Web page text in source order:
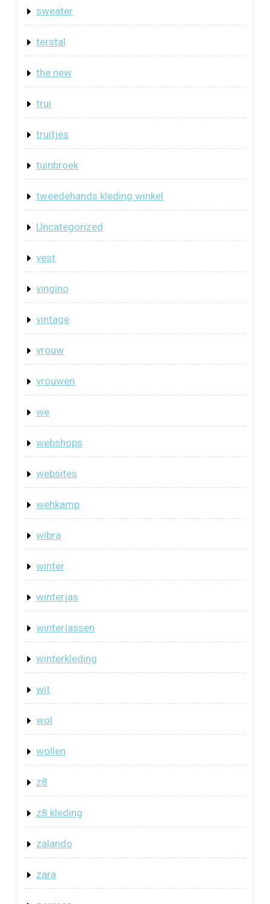
sweater
terstal
the new
trui
truitjes
tuinbroek
tweedehands kleding winkel
Uncategorized
vest
vingino
vintage
vrouw
vrouwen
we
webshops
websites
wehkamp
wibra
winter
winterjas
winterjassen
winterkleding
wit
wol
wollen
z8
z8 kleding
zalando
zara